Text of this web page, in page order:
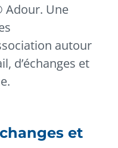
Adour. Une
autour
d’échanges et
et